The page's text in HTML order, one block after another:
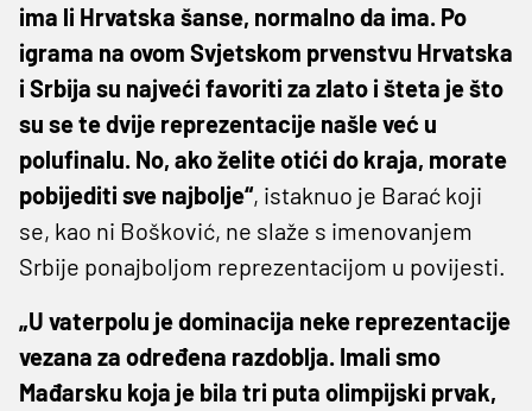
ima li Hrvatska šanse, normalno da ima. Po
igrama na ovom Svjetskom prvenstvu Hrvatska
i Srbija su najveći favoriti za zlato i šteta je što
su se te dvije reprezentacije našle već u
polufinalu. No, ako želite otići do kraja, morate
pobijediti sve najbolje“, istaknuo je Barać koji
se, kao ni Bošković, ne slaže s imenovanjem
Srbije ponajboljom reprezentacijom u povijesti.
„U vaterpolu je dominacija neke reprezentacije
vezana za određena razdoblja. Imali smo
Mađarsku koja je bila tri puta olimpijski prvak,